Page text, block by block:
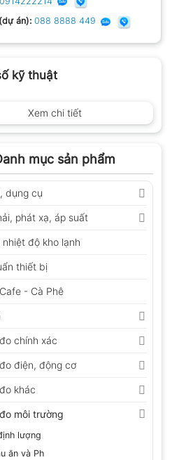
án): 088 8888 449
kỹ thuật
Xem chi tiết
mục sản phẩm
dụng cụ
phát xạ, áp suất
độ kho lạnh
thiết bị
- Cà Phê
chính xác
điện, động cơ
khác
môi trường
lượng
ăn và Ph